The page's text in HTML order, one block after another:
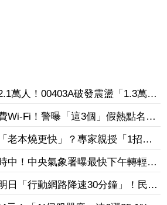
萬人！00403A破發震盪「1.3萬人
資反搶23.6萬張入手
Wi-Fi！警曝「這3個」假熱點名
資、帳密一秒遭偷走
老本燒更快」？專家親授「1招」
票推薦配置曝光
中！中央氣象署曝最快下午轉輕
能出現局部大雨
日「行動網路降速30分鐘」！民眾
嘆警報聲不夠大